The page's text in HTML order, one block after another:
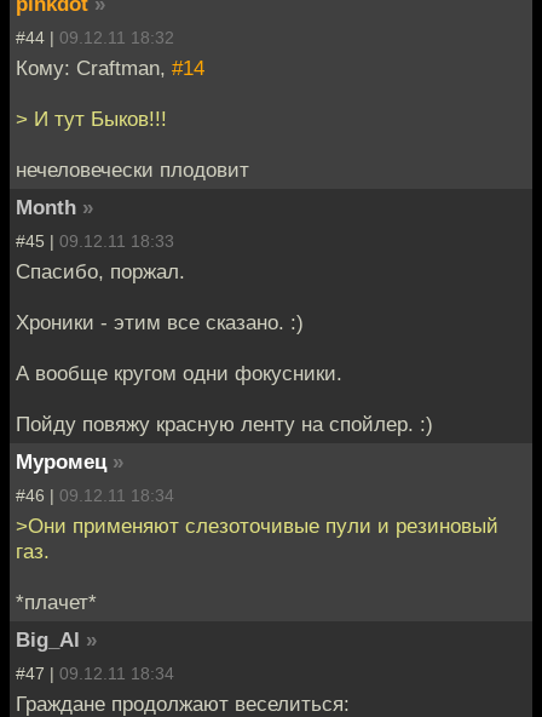
#44 | 09.12.11 18:32
Кому: Craftman, #14
> И тут Быков!!!
нечеловечески плодовит
Month »
#45 | 09.12.11 18:33
Спасибо, поржал.
Хроники - этим все сказано. :)
А вообще кругом одни фокусники.
Пойду повяжу красную ленту на спойлер. :)
Муромец »
#46 | 09.12.11 18:34
>Они применяют слезоточивые пули и резиновый
газ.
*плачет*
Big_Al »
#47 | 09.12.11 18:34
Граждане продолжают веселиться: